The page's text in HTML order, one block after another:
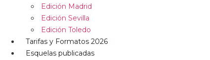
Edición Madrid
Edición Sevilla
Edición Toledo
Tarifas y Formatos 2026
Esquelas publicadas